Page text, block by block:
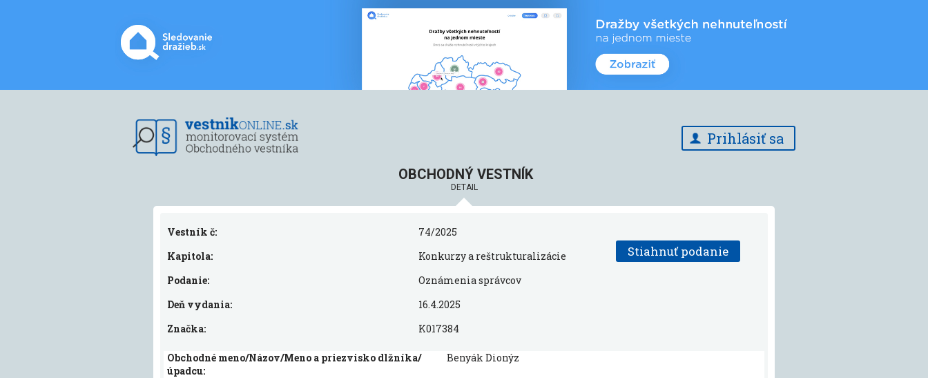
Prihlásiť sa
OBCHODNÝ VESTNÍK
DETAIL
Stiahnuť podanie
Vestník č:
74/2025
Kapitola:
Konkurzy a reštrukturalizácie
Podanie:
Oznámenia správcov
Deň vydania:
16.4.2025
Značka:
K017384
Obchodné meno/Názov/Meno a priezvisko dlžníka/
úpadcu:
Benyák Dionýz